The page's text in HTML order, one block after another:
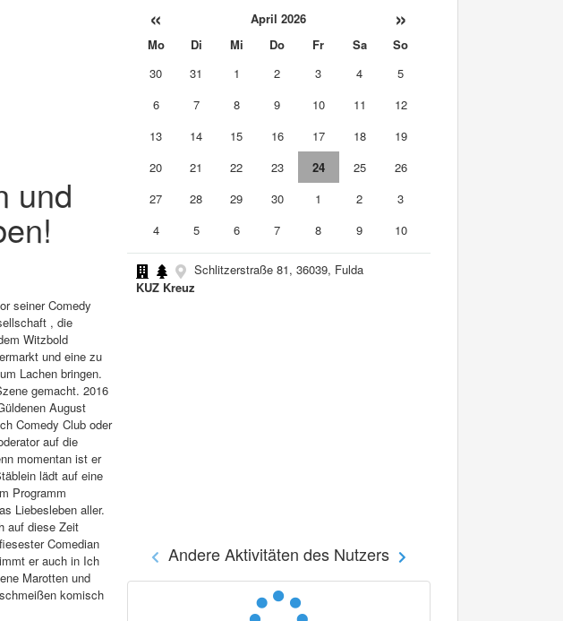
und
seiner Comedy
, die
Witzbold
und eine zu
Lachen bringen.
gemacht. 2016
August
Comedy Club oder
auf die
momentan ist er
lädt auf eine
Programm
Liebesleben aller.
auf diese Zeit
Comedian
er auch in Ich
Marotten und
komisch
« April 2026 »
Mo Di Mi Do Fr Sa
So
30
31 1 2 3 4
5
6
7 8 9 10 11
12
13
14 15 16 17 18
19
20
21 22 23 24 25
26
27
28 29 30 1 2
3
4
5 6 7 8 9 10
Schlitzerstraße 81, 36039, Fulda
KUZ Kreuz
Andere Aktivitäten des Nutzers